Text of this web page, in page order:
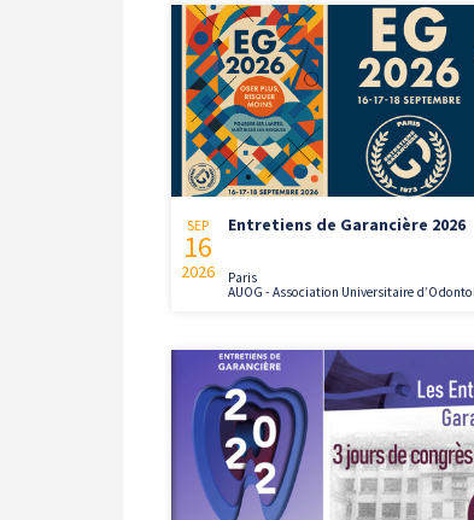
SEP
16
2026
Entretiens de Garancière 2026
Paris
AUOG - Association Universitaire